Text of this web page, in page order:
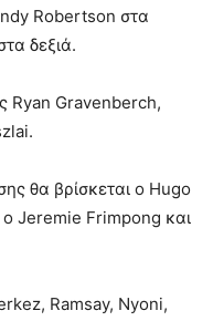
Robertson στα
δεξιά.
Ryan Gravenberch,
θα βρίσκεται ο Hugo
ο Jeremie Frimpong και
Ramsay, Nyoni,